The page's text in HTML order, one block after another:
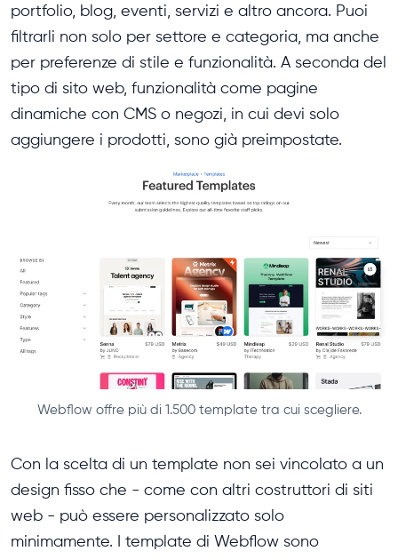
portfolio, blog, eventi, servizi e altro ancora. Puoi
filtrarli non solo per settore e categoria, ma anche
per preferenze di stile e funzionalità. A seconda del
tipo di sito web, funzionalità come pagine
dinamiche con CMS o negozi, in cui devi solo
aggiungere i prodotti, sono già preimpostate.
Webflow offre più di 1.500 template tra cui scegliere.
Con la scelta di un template non sei vincolato a un
design fisso che - come con altri costruttori di siti
web - può essere personalizzato solo
minimamente. I template di Webflow sono